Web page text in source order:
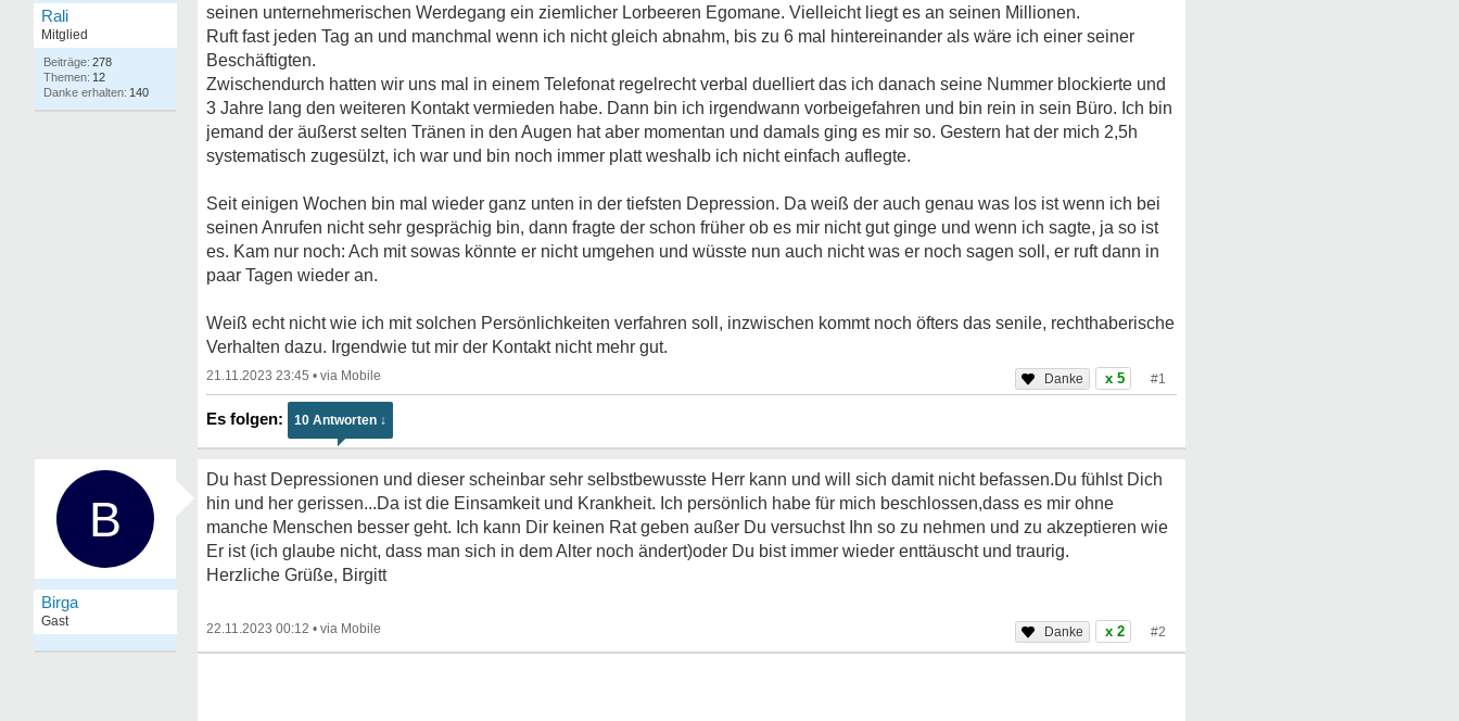
Rali
Mitglied
278
12
140
seinen unternehmerischen Werdegang ein ziemlicher Lorbeeren Egomane. Vielleicht liegt es an seinen Millionen.
Ruft fast jeden Tag an und manchmal wenn ich nicht gleich abnahm, bis zu 6 mal hintereinander als wäre ich einer seiner
Beschäftigten.
Zwischendurch hatten wir uns mal in einem Telefonat regelrecht verbal duelliert das ich danach seine Nummer blockierte und
3 Jahre lang den weiteren Kontakt vermieden habe. Dann bin ich irgendwann vorbeigefahren und bin rein in sein Büro. Ich bin
jemand der äußerst selten Tränen in den Augen hat aber momentan und damals ging es mir so. Gestern hat der mich 2,5h
systematisch zugesülzt, ich war und bin noch immer platt weshalb ich nicht einfach auflegte.
Seit einigen Wochen bin mal wieder ganz unten in der tiefsten Depression. Da weiß der auch genau was los ist wenn ich bei
seinen Anrufen nicht sehr gesprächig bin, dann fragte der schon früher ob es mir nicht gut ginge und wenn ich sagte, ja so ist
es. Kam nur noch: Ach mit sowas könnte er nicht umgehen und wüsste nun auch nicht was er noch sagen soll, er ruft dann in
paar Tagen wieder an.
Weiß echt nicht wie ich mit solchen Persönlichkeiten verfahren soll, inzwischen kommt noch öfters das senile, rechthaberische
Verhalten dazu. Irgendwie tut mir der Kontakt nicht mehr gut.
21.11.2023 23:45 • x 5 #1
10 Antworten ↓
B
Birga
Gast
Du hast Depressionen und dieser scheinbar sehr selbstbewusste Herr kann und will sich damit nicht befassen.Du fühlst Dich
hin und her gerissen...Da ist die Einsamkeit und Krankheit. Ich persönlich habe für mich beschlossen,dass es mir ohne
manche Menschen besser geht. Ich kann Dir keinen Rat geben außer Du versuchst Ihn so zu nehmen und zu akzeptieren wie
Er ist (ich glaube nicht, dass man sich in dem Alter noch ändert)oder Du bist immer wieder enttäuscht und traurig.
Herzliche Grüße, Birgitt
22.11.2023 00:12 • x 2 #2